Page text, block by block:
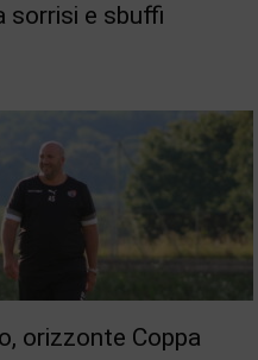
sorrisi e sbuffi
orizzonte Coppa